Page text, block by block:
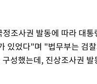
조사권 발동에 따라 대
있었다"며 "법무부는 검
성했는데, 진상조사권